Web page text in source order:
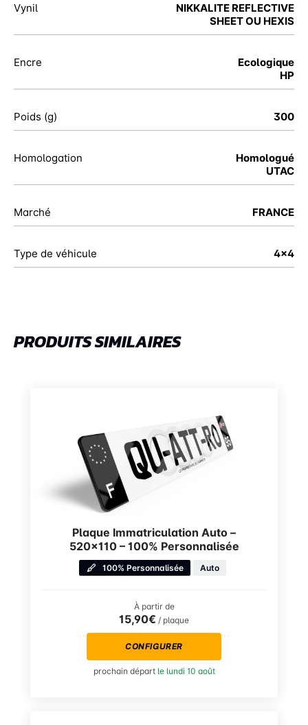
Vynil
NIKKALITE REFLECTIVE
SHEET OU HEXIS
Encre
Ecologique
HP
Poids (g) 300
Homologation
Homologué
UTAC
Marché FRANCE
Type de véhicule 4x4
PRODUITS SIMILAIRES
Plaque Immatriculation Auto –
520×110 – 100% Personnalisée
100% Personnalisée Auto
À partir de
15,90€ / plaque
CONFIGURER
prochain départ le lundi 10 août